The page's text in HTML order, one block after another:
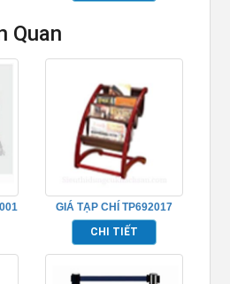
Quan
GIÁ TẠP CHÍ TP692017
CHI TIẾT